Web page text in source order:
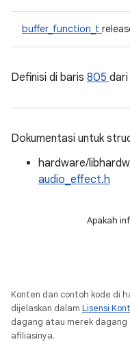
buffer_function_t
Definisi di baris 805 dari
Dokumentasi untuk
hardware/
audio_effect.h
Apakah
Konten dan contoh kode di
dijelaskan dalam Lisensi
dagang atau merek
afiliasinya.